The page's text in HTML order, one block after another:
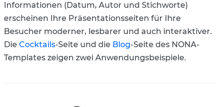
Informationen (Datum, Autor und Stichworte)
erscheinen Ihre Präsentationsseiten für Ihre
Besucher moderner, lesbarer und auch interaktiver.
Die Cocktails-Seite und die Blog-Seite des NONA-
Templates zeigen zwei Anwendungsbeispiele.